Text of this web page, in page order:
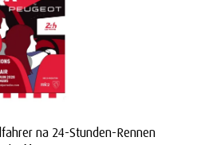
na 24-Stunden-Rennen